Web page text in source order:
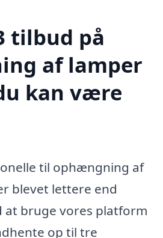
tilbud på
af lamper
kan være
til ophængning af
blevet lettere end
at bruge vores platform
op til tre